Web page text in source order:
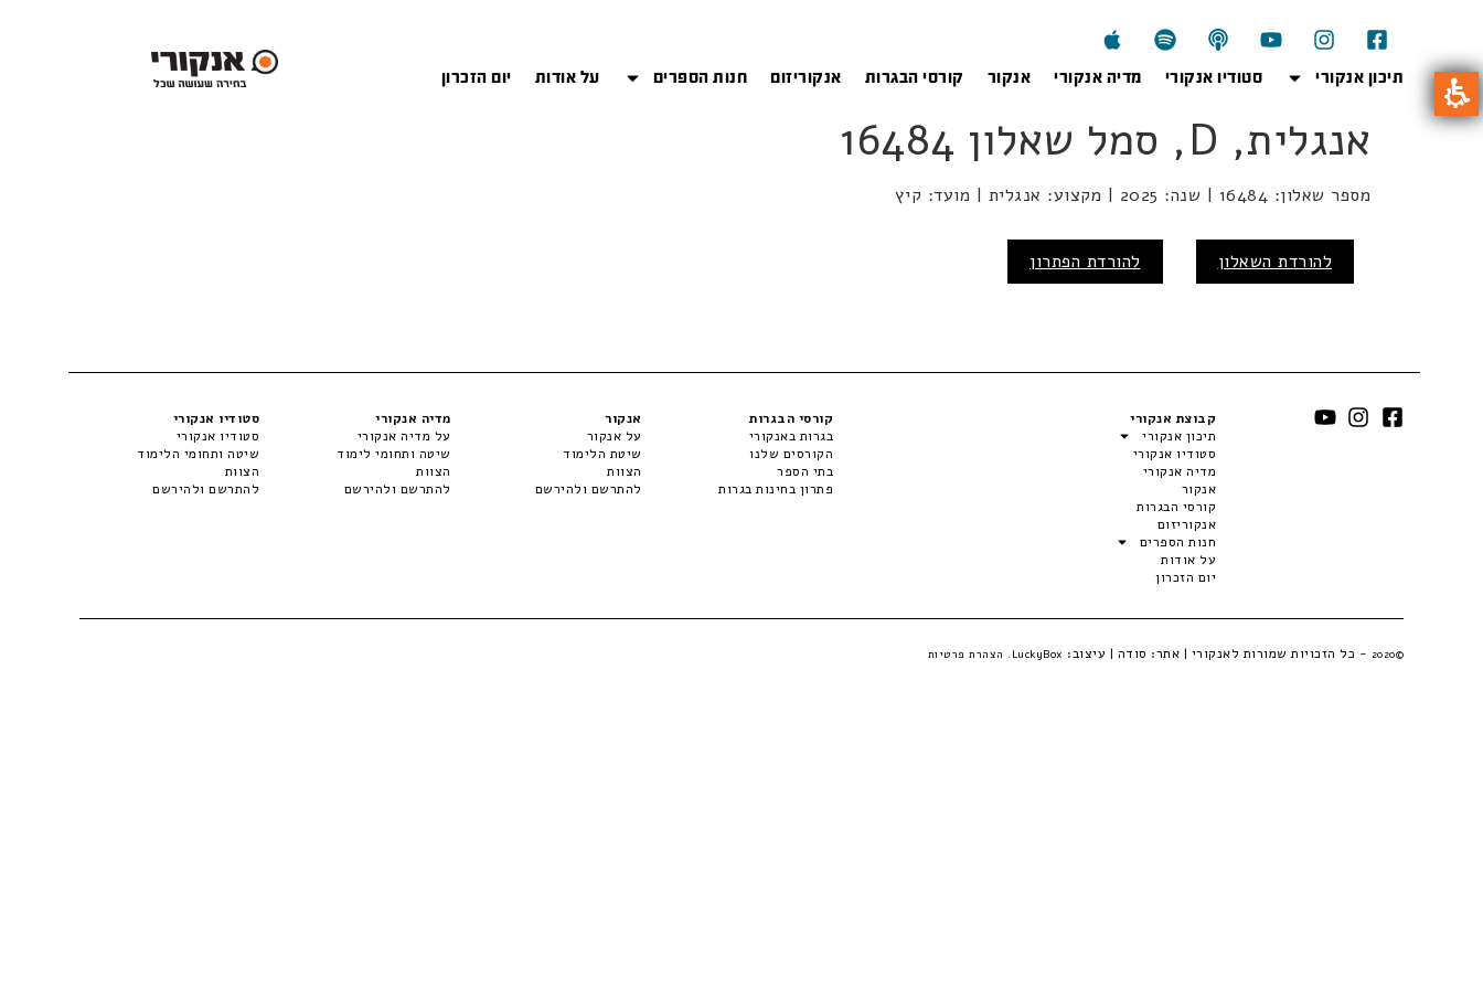
תיכון אנקורי סטודיו אנקורי מדיה אנקורי אנקור קורסי הבגרות אנקוריזום חנות הספרים על אודות יום הזכרון
אנגלית, D, סמל שאלון 16484
מספר שאלון: 16484 | שנה: 2025 | מקצוע: אנגלית | מועד: קיץ
להורדת השאלון להורדת הפתרון
קבוצת אנקורי
תיכון אנקורי
סטודיו אנקורי
מדיה אנקורי
אנקור
קורסי הבגרות
אנקוריזום
חנות הספרים
על אודות
יום הזכרון
קורסי הבגרות
בגרות באנקורי
הקורסים שלנו
בתי הספר
פתרון בחינות בגרות
אנקור
על אנקור
שיטת הלימוד
הצוות
להתרשם ולהירשם
מדיה אנקורי
על מדיה אנקורי
שיטה ותחומי לימוד
הצוות
להתרשם ולהירשם
סטודיו אנקורי
סטודיו אנקורי
שיטה ותחומי הלימוד
הצוות
להתרשם ולהירשם
©2020 - כל הזכויות שמורות לאנקורי | אתר: סודה | עיצוב: LuckyBox. הצהרת פרטיות